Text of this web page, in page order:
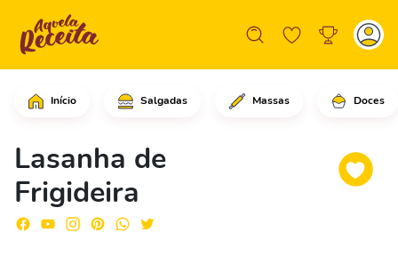
Início Salgadas Massas Doces
Lasanha de
Frigideira
Em uma frigideira em fogo médio,